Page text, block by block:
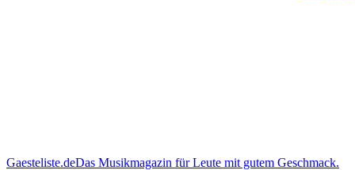
Gaesteliste.deDas Musikmagazin für Leute mit gutem Geschmack.